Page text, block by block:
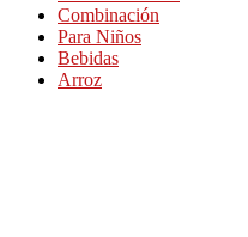
Combinación
Para Niños
Bebidas
Arroz